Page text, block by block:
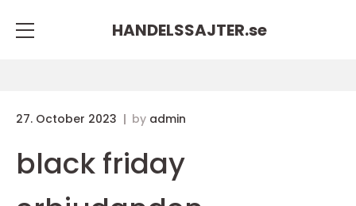
HANDELSSAJTER.se
27. October 2023 by admin
black friday